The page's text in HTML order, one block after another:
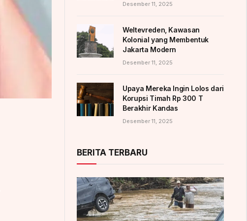
Desember 11, 2025
Weltevreden, Kawasan
Kolonial yang Membentuk
Jakarta Modern
Desember 11, 2025
Upaya Mereka Ingin Lolos dari
Korupsi Timah Rp 300 T
Berakhir Kandas
Desember 11, 2025
BERITA TERBARU